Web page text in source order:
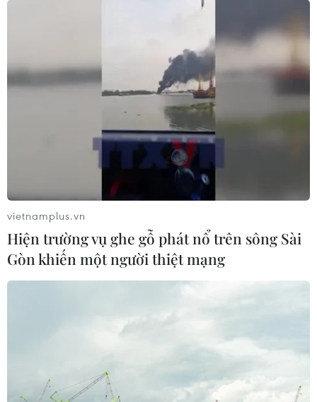
vietnamplus.vn
Hiện trường vụ ghe gỗ phát nổ trên sông Sài
Gòn khiến một người thiệt mạng